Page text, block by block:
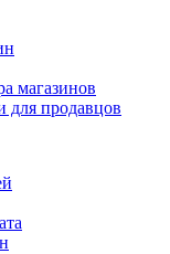
магазинов
для продавцов